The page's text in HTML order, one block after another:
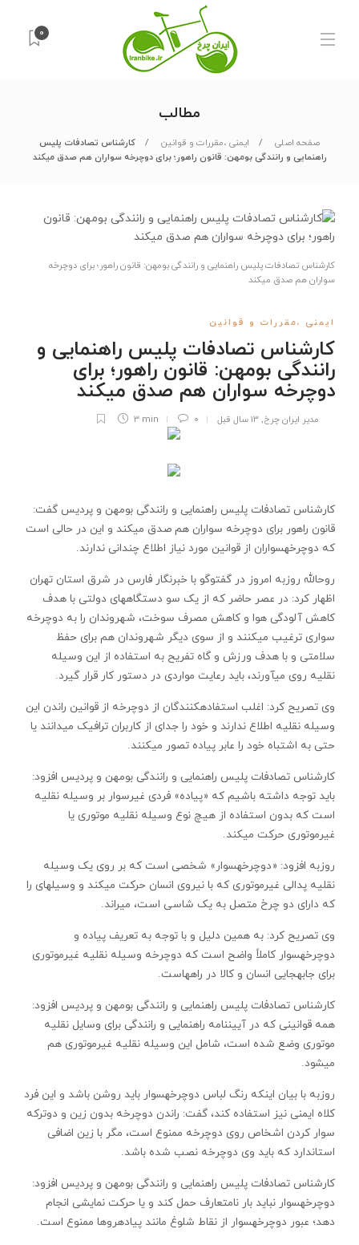
0
مطالب
صفحه اصلی ایمنی ،مقررات و قوانین
کارشناس تصادفات پلیس
راهنمایی و رانندگی بومهن: قانون راهور؛ برای دوچرخه ‏‏سواران هم صدق می‏کند
کارشناس تصادفات پلیس راهنمایی و رانندگی بومهن: قانون راهور؛ برای دوچرخه
‏‏سواران هم صدق می‏کند
ایمنی ،مقررات و قوانین
کارشناس تصادفات پلیس راهنمایی و
رانندگی بومهن: قانون راهور؛ برای
دوچرخه ‏‏سواران هم صدق می‏کند
مدیر ایران چرخ, 13 سال قبل 0
3 min
کارشناس تصادفات پلیس راهنمایی و رانندگی بومهن و پردیس گفت:
قانون راهور برای دوچرخه ‏‏سواران هم صدق می‏کند و این در حالی است
که دوچرخه‏‏سواران از قوانین مورد نیاز اطلاع چندانی ندارند.
روح‏الله روزبه امروز در گفت‏وگو با خبرنگار فارس در شرق استان تهران
اظهار کرد: در عصر حاضر که از یک سو دستگاه‏های دولتی با هدف
کاهش آلودگی هوا و کاهش مصرف سوخت، شهروندان را به دوچرخه‏‌
سواری ترغیب می‏کنند و از سوی دیگر شهروندان هم برای حفظ
سلامتی و با هدف ورزش و گاه تفریح به استفاده از این وسیله
نقلیه روی می‏آورند، باید رعایت مواردی در دستور کار قرار گیرد.
وی تصریح کرد: اغلب استفاده‏کنندگان از دوچرخه از قوانین راندن این
وسیله نقلیه اطلاع ندارند و خود را جدای از کاربران ترافیک می‏دانند یا
حتی به اشتباه خود را عابر پیاده تصور می‏کنند.
کارشناس تصادفات پلیس راهنمایی و رانندگی بومهن و پردیس افزود:
باید توجه داشته باشیم که «پیاده» فردی غیرسوار بر وسیله نقلیه
است که بدون استفاده از هیچ نوع وسیله نقلیه موتوری یا
غیرموتوری حرکت می‏کند.
روزبه افزود: «دوچرخه‏‏سوار» شخصی است که بر روی یک وسیله
نقلیه پدالی غیرموتوری که با نیروی انسان حرکت می‏کند و وسیله‏ای را
که دارای دو چرخ متصل به یک شاسی است، می‏راند.
وی تصریح کرد: به همین دلیل و با توجه به تعریف پیاده و
دوچرخه‏‏سوار کاملاً واضح است که دوچرخه وسیله نقلیه غیرموتوری
برای جابه‏جایی انسان و کالا در راه‏هاست.
کارشناس تصادفات پلیس راهنمایی و رانندگی بومهن و پردیس افزود:
همه قوانینی که در آیین‏نامه راهنمایی و رانندگی برای وسایل نقلیه
موتوری وضع شده است، شامل این وسیله نقلیه غیرموتوری هم
می‏شود.
روزبه با بیان اینکه رنگ لباس دوچرخه‏سوار باید روشن باشد و این فرد
کلاه ایمنی نیز استفاده کند، گفت: راندن دوچرخه بدون زین و دوترکه
سوار کردن اشخاص روی دوچرخه ممنوع است، مگر با زین اضافی
استاندارد که باید وی دوچرخه نصب شده باشد.
کارشناس تصادفات پلیس راهنمایی و رانندگی بومهن و پردیس افزود:
دوچرخه‏سوار نباید بار نامتعارف حمل کند و یا حرکت نمایشی انجام
دهد؛ عبور دوچرخه‏سوار از نقاط شلوغ مانند پیاده‏روها ممنوع است.